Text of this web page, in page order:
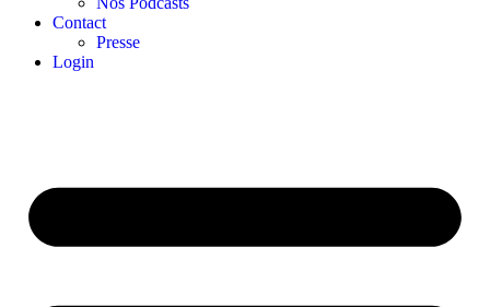
Contact
Presse
Login